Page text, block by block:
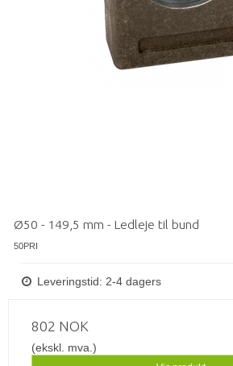
Ø50 - 149,5 mm - Ledleje til bund
50PRI
Leveringstid: 2-4 dagers
802 NOK
(ekskl. mva.)